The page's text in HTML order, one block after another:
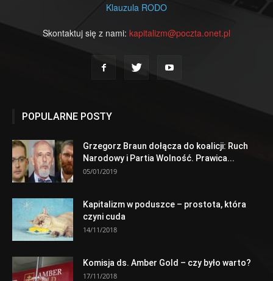
Klauzula RODO
Skontaktuj się z nami: kapitalizm@poczta.onet.pl
POPULARNE POSTY
Grzegorz Braun dołącza do koalicji: Ruch
Narodowy i Partia Wolność. Prawica...
05/01/2019
Kapitalizm w poduszce – prostota, która
czyni cuda
14/11/2018
Komisja ds. Amber Gold – czy było warto?
17/11/2018